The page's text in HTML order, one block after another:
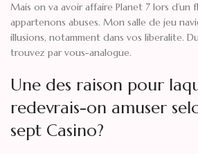
Mais on va avoir affaire Planet 7 lors d’un
appartenons abuses. Mon salle de jeu
illusions, notamment dans vos liberalite.
trouvez par vous-analogue.
Une des raison pour
redevrais-on amuser
sept Casino?